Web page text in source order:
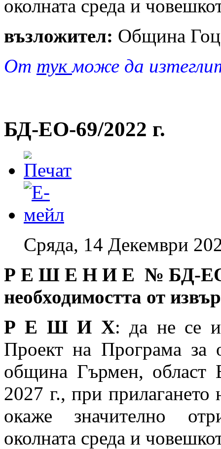
околната среда и
възложител: Община
От тукможе да
БД-EO-69/2022 г.
Сряда, 14 Декември
Р Е Ш Е Н И Е № БД-
необходимостта от
Р Е Ш И Х: да не се
Проект на Програма за
община Гърмен, област
2027 г., при прилагането
окаже значително
околната среда и